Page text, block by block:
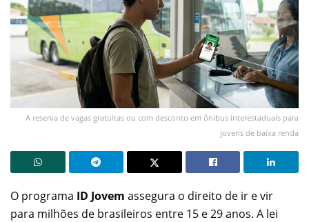
A reserva de vagas gratuitas ou com desconto em ônibus interestaduais para
jovens de baixa renda
O programa ID Jovem assegura o direito de ir e vir
para milhões de brasileiros entre 15 e 29 anos. A lei